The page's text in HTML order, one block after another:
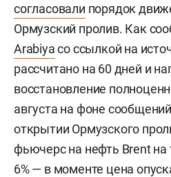
согласовали порядок
Ормузский пролив. Как
Arabiyaсо ссылкой на
рассчитано на 60 дней и
восстановление
августа на фоне
открытии Ормузского
фьючерс на нефть Brent на
6% — в моменте цена